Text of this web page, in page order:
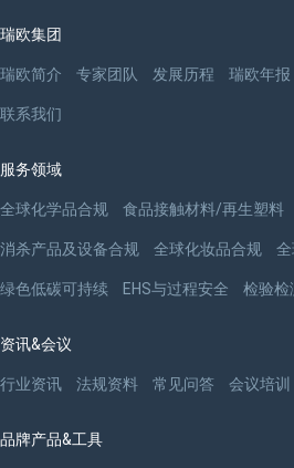
瑞欧集团
瑞欧简介 专家团队 发展历程 瑞欧年报
联系我们
服务领域
全球化学品合规 食品接触材料/再生塑料
消杀产品及设备合规 全球化妆品合规
绿色低碳可持续 EHS与过程安全 检验检
资讯&会议
行业资讯 法规资料 常见问答 会议培训
品牌产品&工具